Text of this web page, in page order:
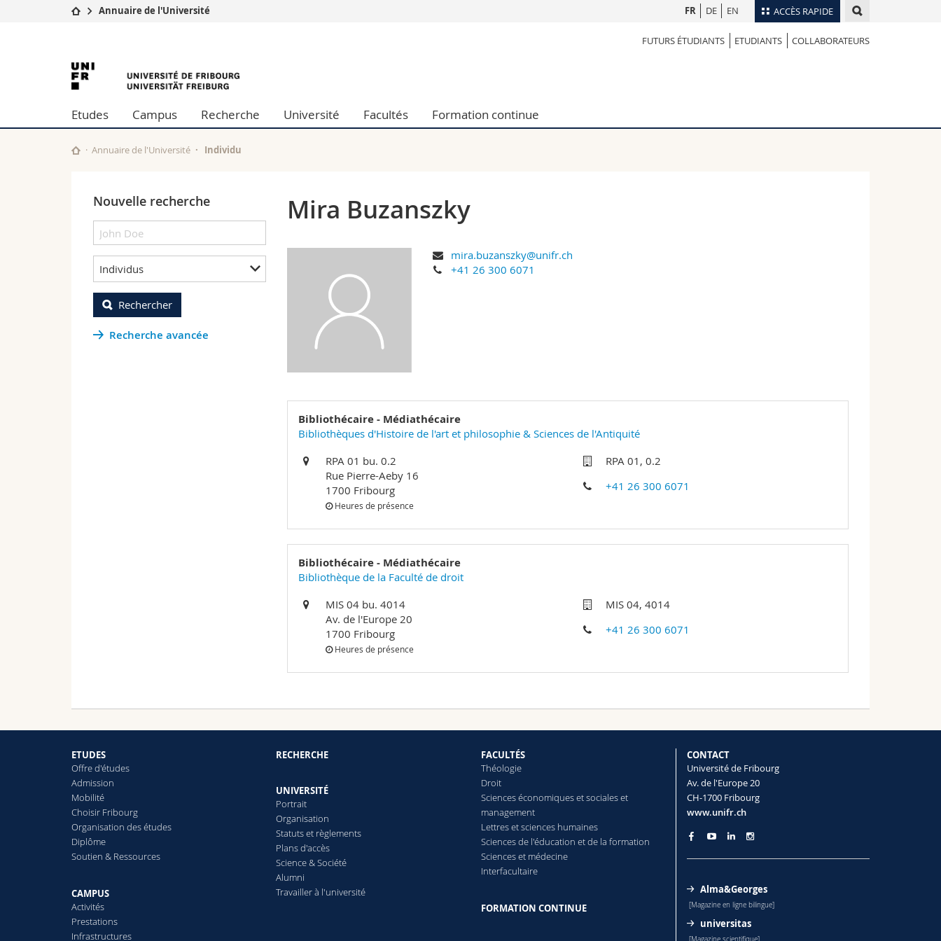
ACCÈS RAPIDE
Etudes
Campus
Université
Formation continue
Lettres et sciences humaines
Sciences de l'éducation et de la formation
Collaborateurs
Annuaire du personnel
Programme des cours
FR DE EN
Annuaire de l'Université
FUTURS ÉTUDIANTS ETUDIANTS COLLABORATEURS
University
of
Fribourg
Etudes Campus Recherche Université Facultés Formation continue
Annuaire de l'Université Individu
Nouvelle recherche
Individus
Rechercher
Recherche avancée
Mira Buzanszky
mira.buzanszky@unifr.ch
+41 26 300 6071
Bibliothécaire - Médiathécaire
Bibliothèques d'Histoire de l'art et philosophie & Sciences de l'Antiquité
RPA 01 bu. 0.2
Rue Pierre-Aeby 16
1700 Fribourg
Heures de présence
RPA 01, 0.2
+41 26 300 6071
Bibliothécaire - Médiathécaire
Bibliothèque de la Faculté de droit
MIS 04 bu. 4014
Av. de l'Europe 20
1700 Fribourg
Heures de présence
MIS 04, 4014
+41 26 300 6071
ETUDES
Offre d'études
Admission
Mobilité
Choisir Fribourg
Organisation des études
Diplôme
Soutien & Ressources
CAMPUS
Activités
Prestations
Infrastructures
RECHERCHE
UNIVERSITÉ
Portrait
Organisation
Statuts et règlements
Plans d'accès
Science & Société
Alumni
Travailler à l'université
FACULTÉS
Théologie
Droit
Sciences économiques et sociales et
management
Lettreset sciences humaines
Sciences de l'éducation et de la formation
Sciences et médecine
Interfacultaire
FORMATION CONTINUE
CONTACT
Université de Fribourg
Av. de l'Europe 20
CH-1700 Fribourg
www.unifr.ch
Alma&Georges
[Magazine en ligne bilingue]
universitas
[Magazine scientifique]